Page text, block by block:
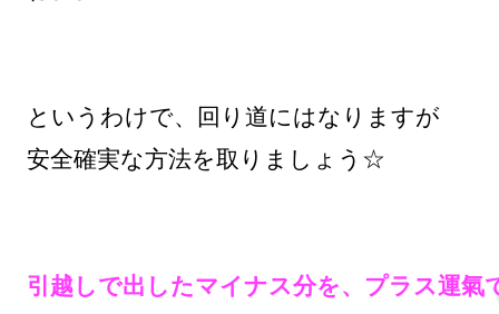
というわけで、回り道にはなりますが
安全確実な方法を取りましょう☆
引越しで出したマイナス分を、プラス運氣